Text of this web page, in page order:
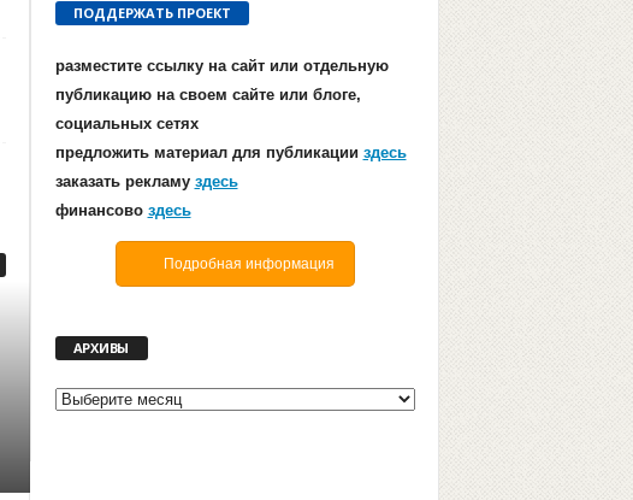
ПОДДЕРЖАТЬ ПРОЕКТ
разместите ссылку на сайт или отдельную
публикацию на своем сайте или блоге,
социальных сетях
предложить материал для публикации здесь
заказать рекламу здесь
финансово здесь
Подробная информация
АРХИВЫ
И